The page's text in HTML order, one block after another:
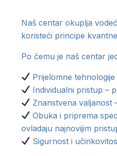
Naš centar okuplja
koristeći principe
Po čemu je naš centar
Prijelomne
Individualni pristup –
Znanstvena valjanost
Obuka i priprema
ovladaju najnovijim
Sigurnost i